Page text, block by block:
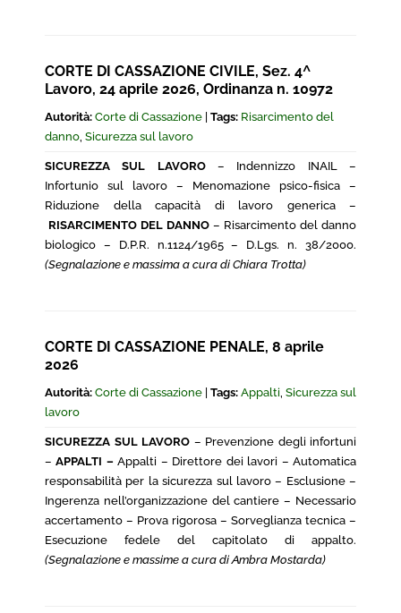
CORTE DI CASSAZIONE CIVILE, Sez. 4^
Lavoro, 24 aprile 2026, Ordinanza n. 10972
Autorità: Corte di Cassazione Tags: Risarcimento del
danno, Sicurezza sul lavoro
SICUREZZA SUL LAVORO– Indennizzo INAIL –
Infortunio sul lavoro – Menomazione psico-fisica –
Riduzione della capacità di lavoro generica –
RISARCIMENTO DEL DANNO – Risarcimento del danno
biologico – D.P.R. n.1124/1965 – D.Lgs. n. 38/2000.
(Segnalazione e massima a cura di Chiara Trotta)
CORTE DI CASSAZIONE PENALE, 8 aprile
2026
Autorità: Corte di Cassazione Tags: Appalti, Sicurezza sul
lavoro
SICUREZZA SUL LAVORO – Prevenzione degli infortuni
–APPALTI –Appalti – Direttore dei lavori – Automatica
responsabilità per la sicurezza sul lavoro – Esclusione –
Ingerenza nell’organizzazione del cantiere – Necessario
accertamento – Prova rigorosa – Sorveglianza tecnica –
Esecuzione fedele del capitolato di appalto.
(Segnalazione e massime a cura di Ambra Mostarda)